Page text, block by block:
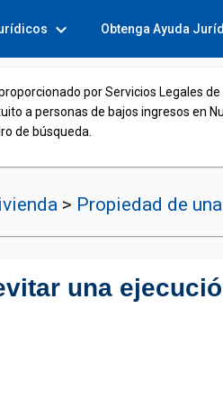
expand_more Obtenga Ayuda
por Servicios Legales
a personas de bajos ingresos en
de búsqueda.
> Propiedad de
una